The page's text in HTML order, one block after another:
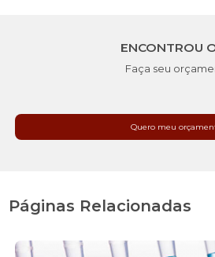
ENCONTROU
Faça seu
Quero meu
Páginas Relacionadas